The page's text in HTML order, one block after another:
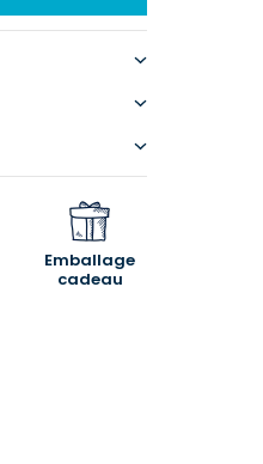
Emballage
cadeau